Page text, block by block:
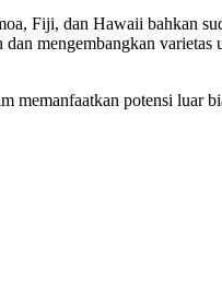
Fiji, dan Hawaii bahkan
mengembangkan
memanfaatkan potensi luar